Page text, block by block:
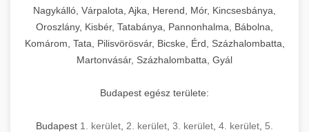
Nagykálló, Várpalota, Ajka, Herend, Mór, Kincsesbánya,
Oroszlány, Kisbér, Tatabánya, Pannonhalma, Bábolna,
Komárom, Tata, Pilisvörösvár, Bicske, Érd, Százhalombatta,
Martonvásár, Százhalombatta, Gyál
Budapest egész területe:
Budapest 1. kerület 2. kerület 3. kerület 4. kerület 5.